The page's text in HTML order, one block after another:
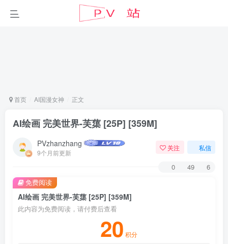
首页 AI国漫女神 正文
AI绘画 完美世界-芙蕖 [25P] [359M]
PVzhanzhang
9个月前更新
关注 私信
0 49 6
AI绘画 完美世界-芙蕖 [25P] [359M]
此内容为免费阅读，请付费后查看
20 积分
免费阅读